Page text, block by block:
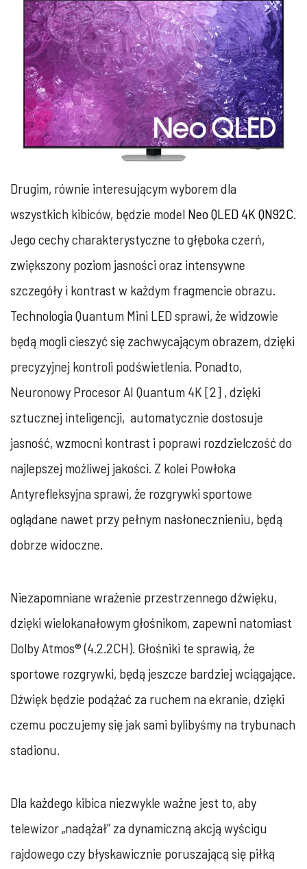
Drugim, równie interesującym wyborem dla
wszystkich kibiców, będzie model Neo QLED 4K QN92C.
Jego cechy charakterystyczne to głęboka czerń,
zwiększony poziom jasności oraz intensywne
szczegóły i kontrast w każdym fragmencie obrazu.
Technologia Quantum Mini LED sprawi, że widzowie
będą mogli cieszyć się zachwycającym obrazem, dzięki
precyzyjnej kontroli podświetlenia. Ponadto,
Neuronowy Procesor AI Quantum 4K [2] , dzięki
sztucznej inteligencji, automatycznie dostosuje
jasność, wzmocni kontrast i poprawi rozdzielczość do
najlepszej możliwej jakości. Z kolei Powłoka
Antyrefleksyjna sprawi, że rozgrywki sportowe
oglądane nawet przy pełnym nasłonecznieniu, będą
dobrze widoczne.
Niezapomniane wrażenie przestrzennego dźwięku,
dzięki wielokanałowym głośnikom, zapewni natomiast
Dolby Atmos® (4.2.2CH). Głośniki te sprawią, że
sportowe rozgrywki, będą jeszcze bardziej wciągające.
Dźwięk będzie podążać za ruchem na ekranie, dzięki
czemu poczujemy się jak sami bylibyśmy na trybunach
stadionu.
Dla każdego kibica niezwykle ważne jest to, aby
telewizor „nadążał” za dynamiczną akcją wyścigu
rajdowego czy błyskawicznie poruszającą się piłką